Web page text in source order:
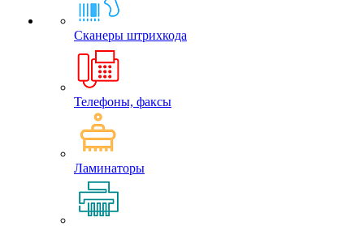
Сканеры штрихкода
Телефоны, факсы
Ламинаторы